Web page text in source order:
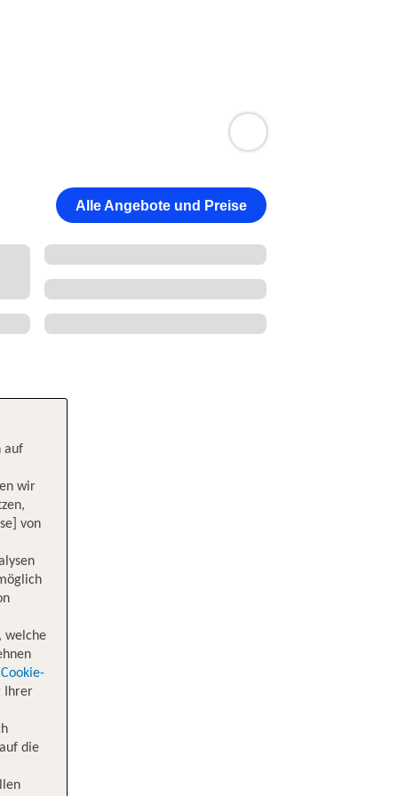
Alle Angebote und Preise
auf
wir
von
welche
Cookie-
Ihrer
die